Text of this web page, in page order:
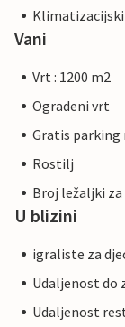
Klimatizacijski
Vani
Vrt : 1200 m2
Ogradeni vrt
Gratis parking
Rostilj
Broj ležaljki za
U blizini
igraliste za
Udaljenost do
Udaljenost